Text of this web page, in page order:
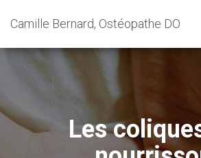
Camille Bernard, Ostéopathe DO
Les